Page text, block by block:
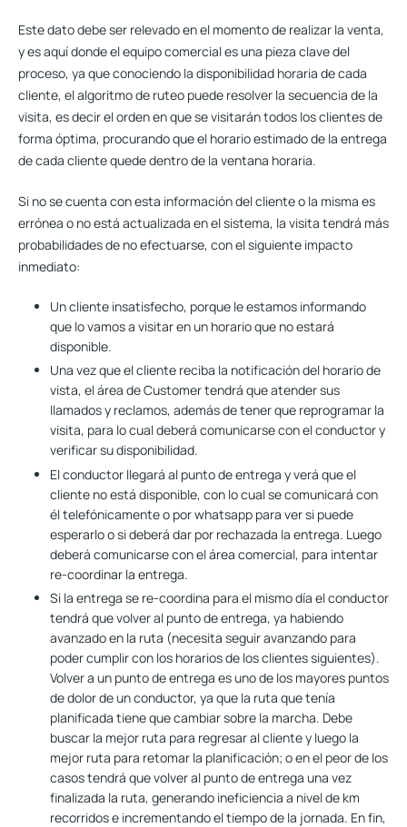
Este dato debe ser relevado en el momento de realizar la venta,
y es aquí donde el equipo comercial es una pieza clave del
proceso, ya que conociendo la disponibilidad horaria de cada
cliente, el algoritmo de ruteo puede resolver la secuencia de la
visita, es decir el orden en que se visitarán todos los clientes de
forma óptima, procurando que el horario estimado de la entrega
de cada cliente quede dentro de la ventana horaria.
Si no se cuenta con esta información del cliente o la misma es
errónea o no está actualizada en el sistema, la visita tendrá más
probabilidades de no efectuarse, con el siguiente impacto
inmediato:
Un cliente insatisfecho, porque le estamos informando
que lo vamos a visitar en un horario que no estará
disponible.
Una vez que el cliente reciba la notificación del horario de
vista, el área de Customer tendrá que atender sus
llamados y reclamos, además de tener que reprogramar la
visita, para lo cual deberá comunicarse con el conductor y
verificar su disponibilidad.
El conductor llegará al punto de entrega y verá que el
cliente no está disponible, con lo cual se comunicará con
él telefónicamente o por whatsapp para ver si puede
esperarlo o si deberá dar por rechazada la entrega. Luego
deberá comunicarse con el área comercial, para intentar
re-coordinar la entrega.
Si la entrega se re-coordina para el mismo día el conductor
tendrá que volver al punto de entrega, ya habiendo
avanzado en la ruta (necesita seguir avanzando para
poder cumplir con los horarios de los clientes siguientes).
Volver a un punto de entrega es uno de los mayores puntos
de dolor de un conductor, ya que la ruta que tenía
planificada tiene que cambiar sobre la marcha. Debe
buscar la mejor ruta para regresar al cliente y luego la
mejor ruta para retomar la planificación; o en el peor de los
casos tendrá que volver al punto de entrega una vez
finalizada la ruta, generando ineficiencia a nivel de km
recorridos e incrementando el tiempo de la jornada. En fin,